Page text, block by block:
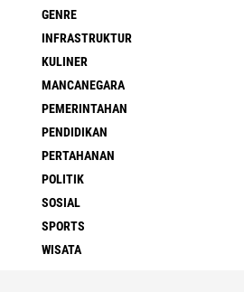
GENRE
INFRASTRUKTUR
KULINER
MANCANEGARA
PEMERINTAHAN
PENDIDIKAN
PERTAHANAN
POLITIK
SOSIAL
SPORTS
WISATA